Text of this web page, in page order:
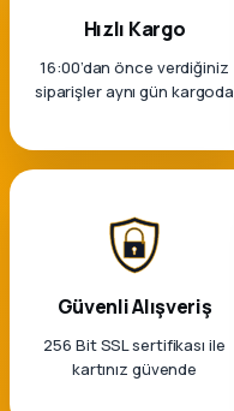
Hızlı Kargo
16:00’dan önce verdiğiniz
siparişler aynı gün kargoda
Güvenli Alışveriş
256 Bit SSL sertifikası ile
kartınız güvende